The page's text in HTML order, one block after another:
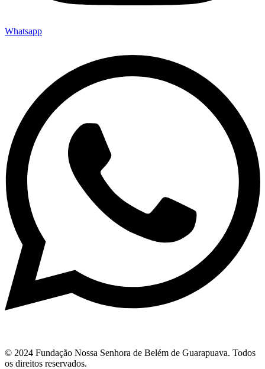
Whatsapp
© 2024 Fundação Nossa Senhora de Belém de Guarapuava. Todos
os direitos reservados.